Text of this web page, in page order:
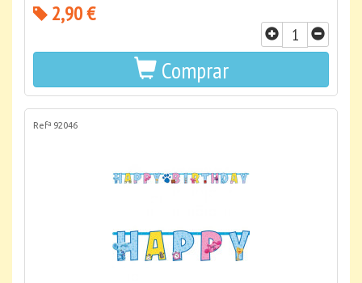
2,90 €
Comprar
Refª 92046